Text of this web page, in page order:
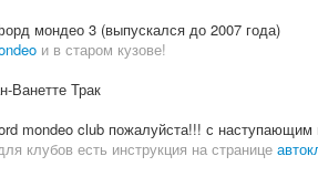
мондео 3 (выпускался до 2007 года)
и в старом кузове!
Ванетте Трак
mondeo club пожалуйста!!! с
клубов есть инструкция на странице